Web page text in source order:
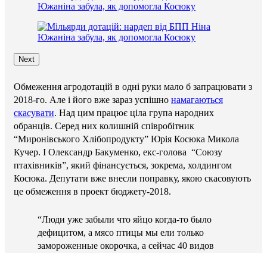
Next
Обмеження агродотацій в одні руки мало б запрацювати з
2018-го. Але і його вже зараз успішно намагаються
скасувати. Над цим працює ціла група народних
обранців. Серед них колишній співробітник
“Миронівського Хлібопродукту” Юрія Косюка Микола
Кучер. І Олександр Бакуменко, екс-голова “Союзу
птахівників”, який фінансується, зокрема, холдингом
Косюка. Депутати вже внесли поправку, якою скасовують
це обмеження в проект бюджету-2018.
“Люди уже забыли что яйцо когда-то было
дефицитом, а мясо птицы мы ели только
замороженные окорочка, а сейчас 40 видов